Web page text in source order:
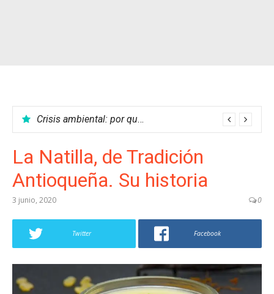
Crisis ambiental: por qué no podemos parar el calentamiento global
Las mejores películas del cine colombiano
La Natilla, de Tradición
Antioqueña. Su historia
3 junio, 2020 0
Twitter Facebook